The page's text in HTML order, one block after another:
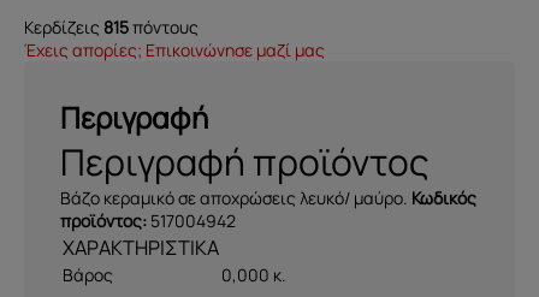
Κερδίζεις 815πόντους
Έχεις απορίες; Επικοινώνησε μαζί μας
Περιγραφή
Περιγραφή προϊόντος
Βάζο κεραμικό σε αποχρώσεις λευκό/ μαύρο. Κωδικός
προϊόντος: 517004942
Βάρος 0,000 κ.